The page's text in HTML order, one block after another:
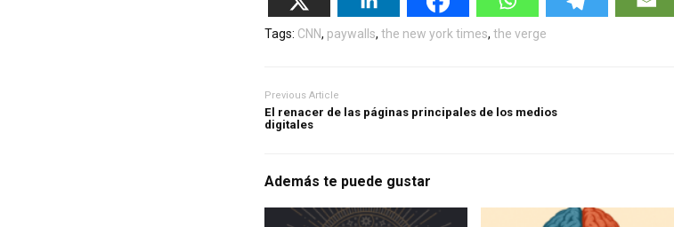
Tags: CNN, paywalls, the new york times, the verge
Previous Article
El renacer de las páginas principales de los medios
digitales
Además te puede gustar